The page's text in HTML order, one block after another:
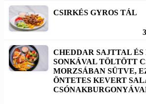
CSIRKÉS GYROS TÁL
CHEDDAR SAJTTAL
SONKÁVAL TÖLTÖTT
MORZSÁBAN SÜTVE,
ÖNTETES KEVERT